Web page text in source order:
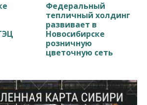
Федеральный
тепличный холдинг
развивает в
Новосибирске
розничную
цветочную сеть